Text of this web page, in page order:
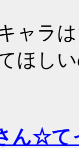
ャラ
ほし
ん☆て